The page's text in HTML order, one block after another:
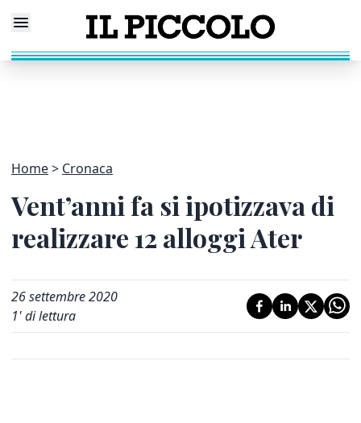
Home Cronaca
Vent’anni fa si ipotizzava di
realizzare 12 alloggi Ater
26 settembre 2020
1' di lettura